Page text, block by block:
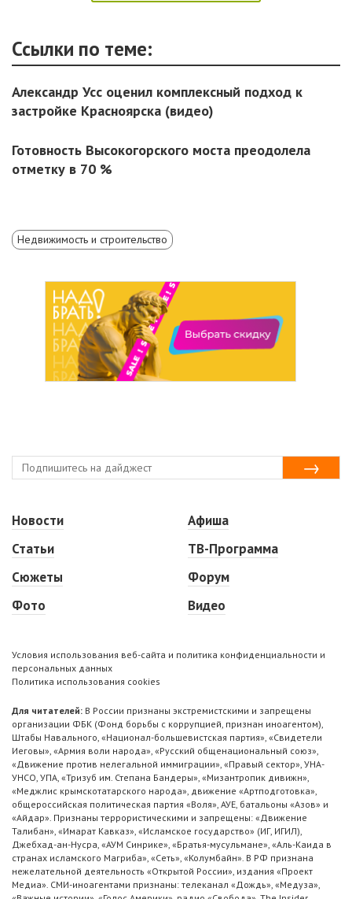
Ссылки по теме:
Александр Усс оценил комплексный подход к
застройке Красноярска (видео)
Готовность Высокогорского моста преодолела
отметку в 70 %
Недвижимость и строительство
Новости
Статьи
Сюжеты
Фото
Афиша
ТВ-Программа
Форум
Видео
Условия использования веб-сайта и политика конфиденциальности и
персональных данных
Политика использования cookies
Для читателей: В России признаны экстремистскими и запрещены
организации ФБК (Фонд борьбы с коррупцией, признан иноагентом),
Штабы Навального, «Национал-большевистская партия», «Свидетели
Иеговы», «Армия воли народа», «Русский общенациональный союз»,
«Движение против нелегальной иммиграции», «Правый сектор», УНА-
УНСО, УПА, «Тризуб им. Степана Бандеры», «Мизантропик дивижн»,
«Меджлис крымскотатарского народа», движение «Артподготовка»,
общероссийская политическая партия «Воля», АУЕ, батальоны «Азов» и
«Айдар». Признаны террористическими и запрещены: «Движение
Талибан», «Имарат Кавказ», «Исламское государство» (ИГ, ИГИЛ),
Джебхад-ан-Нусра, «АУМ Синрике», «Братья-мусульмане», «Аль-Каида в
странах исламского Магриба», «Сеть», «Колумбайн». В РФ признана
нежелательной деятельность «Открытой России», издания «Проект
Медиа». СМИ-иноагентами признаны: телеканал «Дождь», «Медуза»,